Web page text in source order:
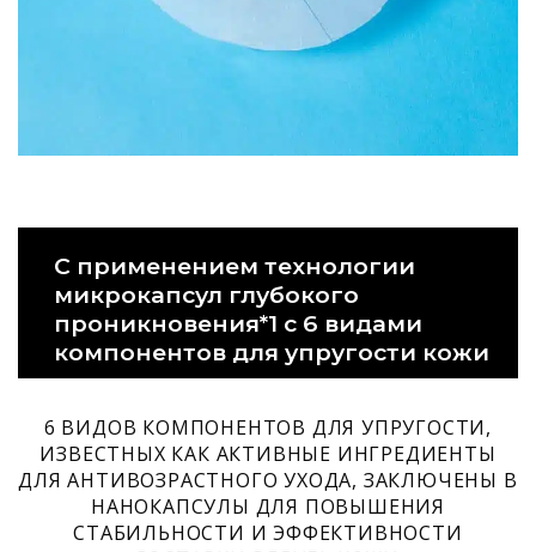
С применением технологии
микрокапсул глубокого
проникновения*1 с 6 видами
компонентов для упругости кожи
6 ВИДОВ КОМПОНЕНТОВ ДЛЯ УПРУГОСТИ,
ИЗВЕСТНЫХ КАК АКТИВНЫЕ ИНГРЕДИЕНТЫ
ДЛЯ АНТИВОЗРАСТНОГО УХОДА, ЗАКЛЮЧЕНЫ В
НАНОКАПСУЛЫ ДЛЯ ПОВЫШЕНИЯ
СТАБИЛЬНОСТИ И ЭФФЕКТИВНОСТИ